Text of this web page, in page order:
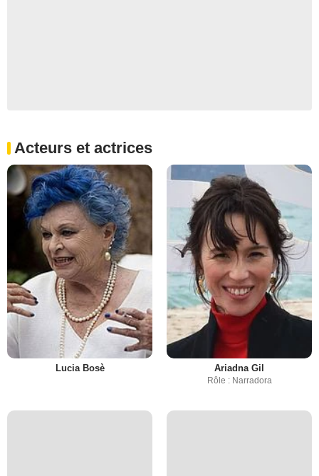
Acteurs et actrices
Lucia Bosè Ariadna Gil
Rôle : Narradora